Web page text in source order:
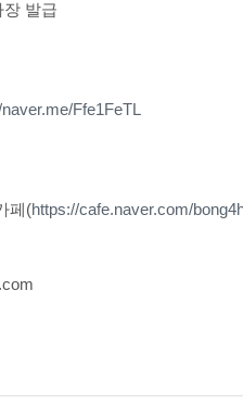
장 발급
Ffe1FeTL
페 (https://cafe.naver.com/